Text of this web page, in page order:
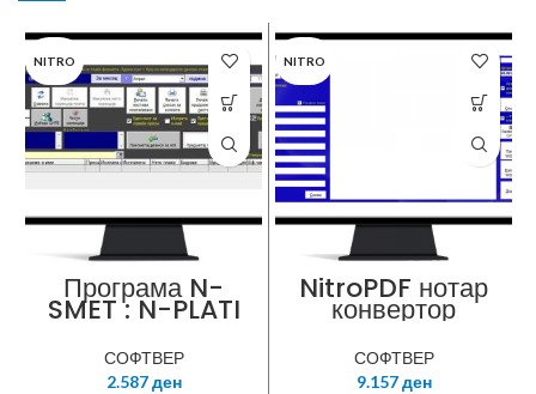
NITRO
Програма N-
SMET : N-PLATI
модул
електронско
известување
СОФТВЕР
2.587ден
NITRO
NitroPDF нотар
конвертор
подмодул за
списи, решенија
и доставници
СОФТВЕР
9.157ден